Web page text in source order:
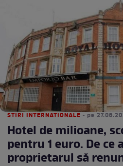
STIRI INTERNATIONALE • pe
Hotel de milioane,
pentru 1 euro. De ce
proprietarul să